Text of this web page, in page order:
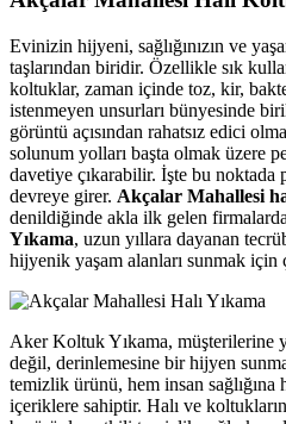
panel
panel
satın al
Panel
Panel
Panel
Panel
Panel
Evinizin hijyeni, sağlığınızın ve
taşlarından biridir. Özellikle sık
koltuklar, zaman içinde toz, kir,
istenmeyen unsurları bünyesinde
görüntü açısından rahatsız edici
solunum yolları başta olmak üzere
davetiye çıkarabilir. İşte bu
devreye girer. Akçalar Mahallesi
denildiğinde akla ilk gelen
Yıkama, uzun yıllara dayanan
hijyenik yaşam alanları sunmak için
Aker Koltuk Yıkama, müşterilerine
değil, derinlemesine bir hijyen
temizlik ürünü, hem insan sağlığına
içeriklere sahiptir. Halı ve